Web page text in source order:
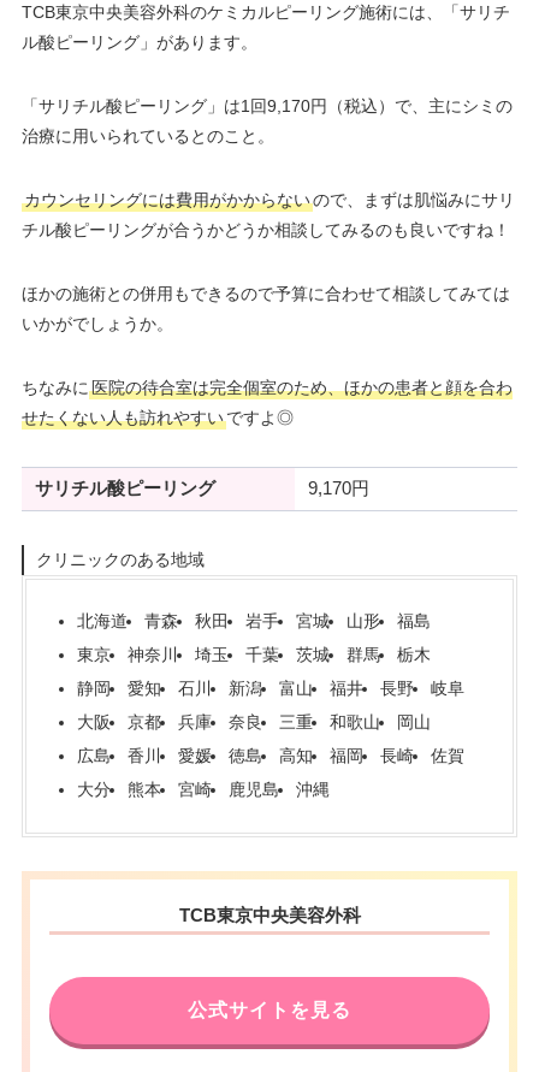
TCB東京中央美容外科のケミカルピーリング施術には、「サリチ
ル酸ピーリング」があります。
「サリチル酸ピーリング」は1回9,170円（税込）で、主にシミの
治療に用いられているとのこと。
カウンセリングには費用がかからないので、まずは肌悩みにサリ
チル酸ピーリングが合うかどうか相談してみるのも良いですね！
ほかの施術との併用もできるので予算に合わせて相談してみては
いかがでしょうか。
ちなみに 医院の待合室は完全個室のため、ほかの患者と顔を合わ
せたくない人も訪れやすいですよ◎
サリチル酸ピーリング 9,170円
クリニックのある地域
北海道 青森 秋田 岩手 宮城 山形
福島
東京
神奈川 埼玉 千葉 茨城 群馬
栃木
静岡
愛知 石川 新潟 富山 福井 長野
岐阜
大阪
京都 兵庫 奈良 三重 和歌山
岡山
広島
香川 愛媛 徳島 高知 福岡 長崎
佐賀
大分
熊本 宮崎 鹿児島 沖縄
TCB東京中央美容外科
公式サイトを見る